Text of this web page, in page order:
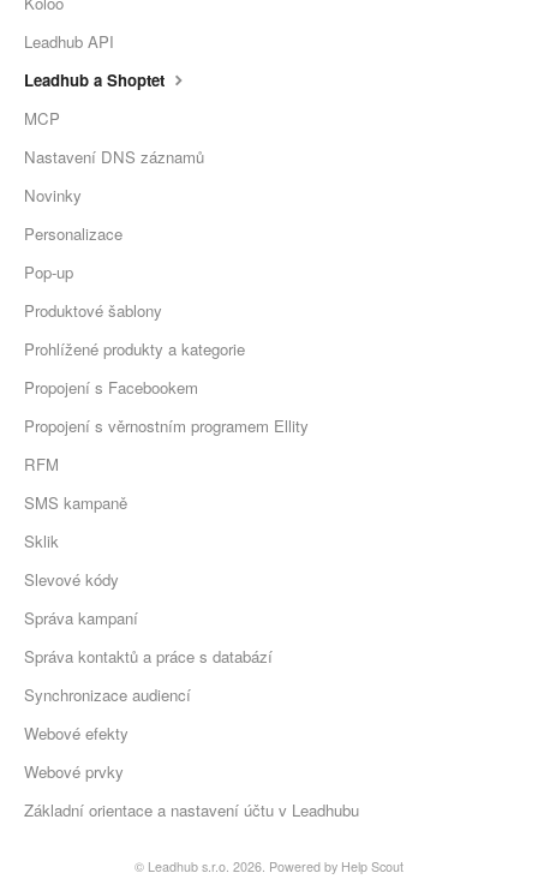
Leadhub API
Leadhub a Shoptet
MCP
Nastavení DNS záznamů
Novinky
Personalizace
Pop-up
Produktové šablony
Prohlížené produkty a kategorie
Propojení s Facebookem
Propojení s věrnostním programem Ellity
RFM
SMS kampaně
Sklik
Slevové kódy
Správa kampaní
Správa kontaktů a práce s databází
Synchronizace audiencí
Webové efekty
Webové prvky
Základní orientace a nastavení účtu v Leadhubu
© Leadhub s.r.o. 2026. Powered by Help Scout